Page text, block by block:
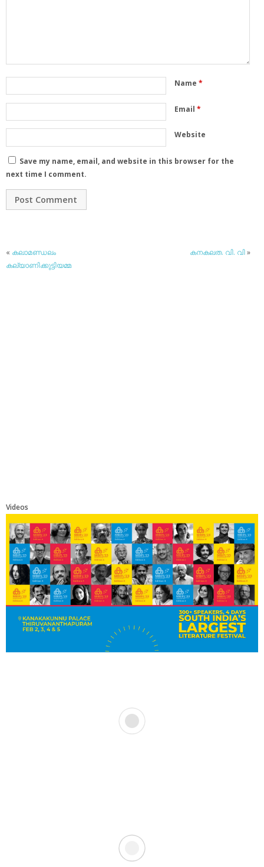
Name *
Email *
Website
Save my name, email, and website in this browser for the
next time I comment.
« കലാമണ്ഡലം
കല്യാണിക്കുട്ടിയമ്മ
കനകലത. വി. വി»
Videos